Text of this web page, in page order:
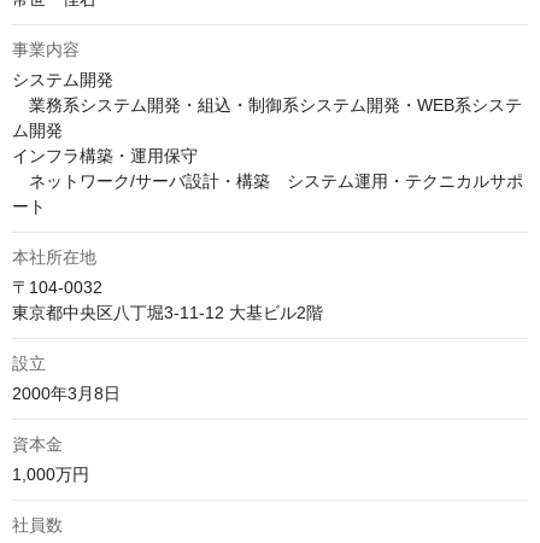
事業内容
システム開発
業務系システム開発・組込・制御系システム開発・WEB系システ
ム開発
インフラ構築・運用保守
ネットワーク/サーバ設計・構築　システム運用・テクニカルサポ
ート
本社所在地
〒104-0032
東京都中央区八丁堀3‑11‑12 大基ビル2階
設立
2000年3月8日
資本金
1,000万円
社員数